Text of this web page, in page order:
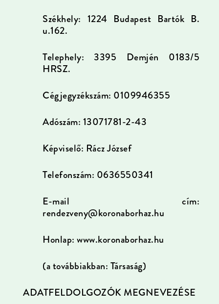
Székhely: 1224 Budapest Bartók B.
u.162.
Telephely: 3395 Demjén 0183/5
HRSZ.
Cégjegyzékszám: 0109946355
Adószám: 13071781-2-43
Képviselő: Rácz József
Telefonszám: 0636550341
E-mail cím:
rendezveny@koronaborhaz.hu
Honlap: www.koronaborhaz.hu
(a továbbiakban: Társaság)
ADATFELDOLGOZÓK MEGNEVEZÉSE